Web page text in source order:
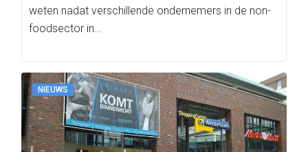
weten nadat verschillende ondernemers in de non-
foodsector in…
NIEUWS